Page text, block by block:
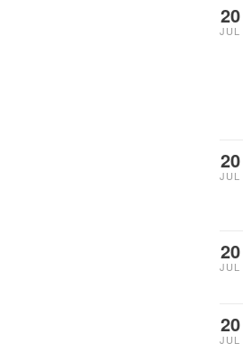
20
JUL
20
JUL
20
JUL
20
JUL